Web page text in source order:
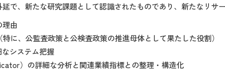
で、新たな研究課題として認識されたものであり、新たなリサ
由
に、公監査政策と公検査政策の推進母体として果たした役割）
システム把握
）の詳細な分析と関連業績指標との整理・構造化